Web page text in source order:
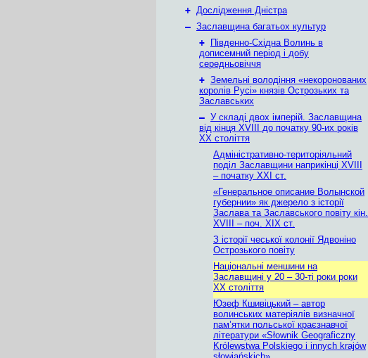
+ Дослідження Дністра
– Заславщина багатьох культур
+
Південно-Східна Волинь в
дописемний період і добу
середньовіччя
+ Земельні володіння «некоронованих
королів Русі» князів Острозьких та
Заславських
– У складі двох імперій. Заславщина
від кінця XVIII до початку 90-их років
ХХ століття
Адміністративно-територіяльний
поділ Заславщини наприкінці XVIII
– початку ХХІ ст.
«Генеральное описание Волынской
губернии» як джерело з історії
Заслава та Заславського повіту кін.
XVIII – поч. ХІХ ст.
З історії чеської колонії Ядвоніно
Острозького повіту
Національні меншини на
Заславщині у 20 – 30-ті роки роки
ХХ століття
Юзеф Кшивіцький – автор
волинських матеріялів визначної
пам’ятки польської краєзнавчої
літератури «Słownik Geograficzny
Królewstwa Polskiego i innych krajów